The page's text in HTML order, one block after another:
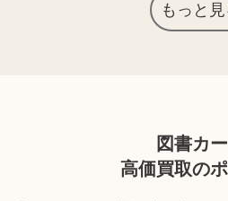
もっと見
図書カ
高価買取の